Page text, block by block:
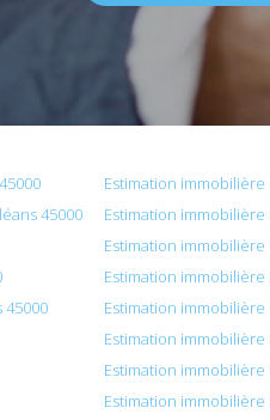
Estimation
45000
Estimation
Estimation
Estimation
Estimation
Estimation immobilière
Estimation immobilière
Estimation